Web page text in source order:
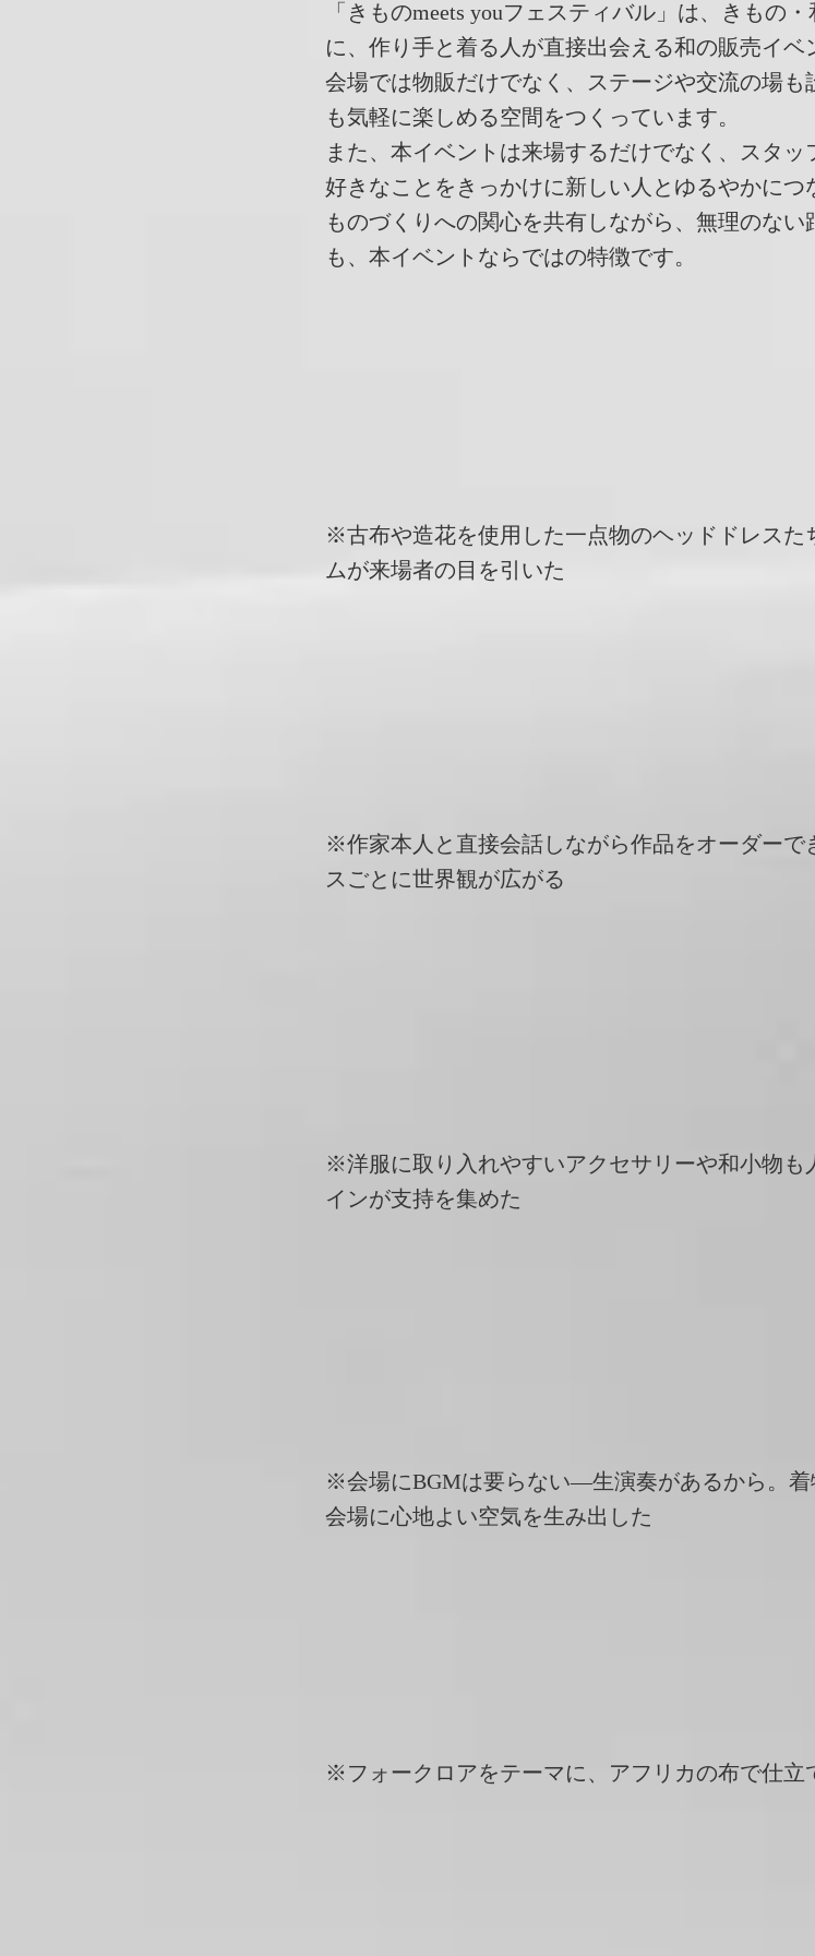
「きものmeets youフェスティバル」は、きもの
に、作り手と着る人が直接出会える和の販売イベ
会場では物販だけでなく、ステージや交流の場
も気軽に楽しめる空間をつくっています。
また、本イベントは来場するだけでなく、スタッ
好きなことをきっかけに新しい人とゆるやかに
ものづくりへの関心を共有しながら、無理のな
も、本イベントならではの特徴です。
※古布や造花を使用した一点物のヘッドドレスた
ムが来場者の目を引いた
※作家本人と直接会話しながら作品をオーダーで
スごとに世界観が広がる
※洋服に取り入れやすいアクセサリーや和小物も
インが支持を集めた
※会場にBGMは要らない—生演奏があるから。着
会場に心地よい空気を生み出した
※フォークロアをテーマに、アフリカの布で仕立